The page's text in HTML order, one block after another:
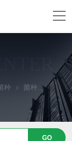
种 菌种 威尔